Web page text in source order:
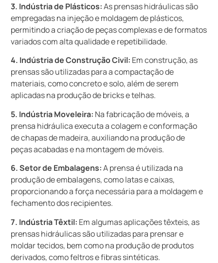
3. Indústria de Plásticos:As prensas hidráulicas são
empregadas na injeção e moldagem de plásticos,
permitindo a criação de peças complexas e de formatos
variados com alta qualidade e repetibilidade.
4. Indústria de Construção Civil: Em construção, as
prensas são utilizadas para a compactação de
materiais, como concreto e solo, além de serem
aplicadas na produção de bricks e telhas.
5. Indústria Moveleira: Na fabricação de móveis, a
prensa hidráulica executa a colagem e conformação
de chapas de madeira, auxiliando na produção de
peças acabadas e na montagem de móveis.
6. Setor de Embalagens:A prensa é utilizada na
produção de embalagens, como latas e caixas,
proporcionando a força necessária para a moldagem e
fechamento dos recipientes.
7. Indústria Têxtil: Em algumas aplicações têxteis, as
prensas hidráulicas são utilizadas para prensar e
moldar tecidos, bem como na produção de produtos
derivados, como feltros e fibras sintéticas.